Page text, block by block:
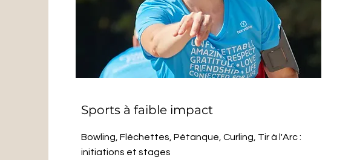
Sports à faible impact
Bowling, Fléchettes, Pétanque, Curling, Tir à l'Arc :
initiations et stages